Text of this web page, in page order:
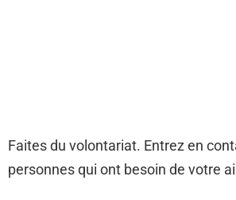
Faites du volontariat. Entrez en
personnes qui ont besoin de votre